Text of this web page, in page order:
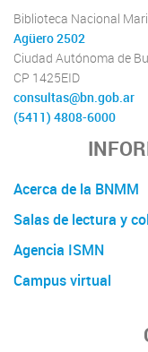
Biblioteca Nacional
Agüero 2502
Ciudad Autónoma de
CP 1425EID
consultas@bn.gob.ar
(5411) 4808-6000
Acerca de la BNMM
Salas de lectura y
Agencia ISMN
Campus virtual